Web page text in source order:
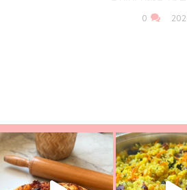
0
ההסבר בסרטו